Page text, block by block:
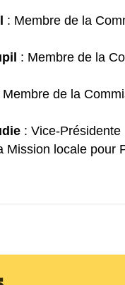
: Membre de la
: Membre de la
Membre de la
: Vice-
Mission locale pour